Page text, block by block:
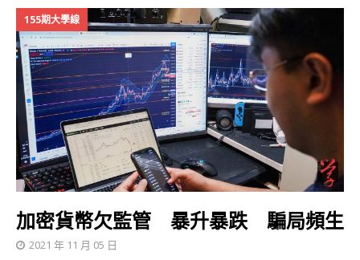
155期大學線
加密貨幣欠監管 暴升暴跌 騙局頻生
2021 年 11 月 05 日